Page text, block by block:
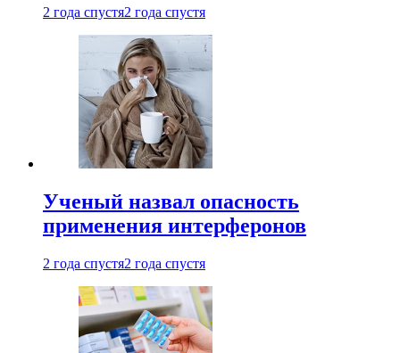
2 года спустя2 года спустя
Ученый назвал опасность
применения интерферонов
2 года спустя2 года спустя